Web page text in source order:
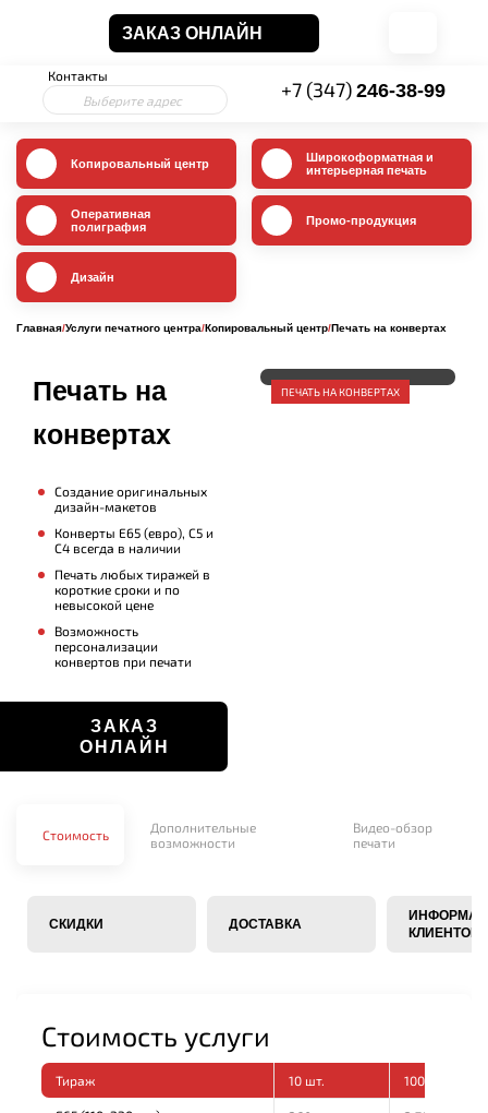
ЗАКАЗ ОНЛАЙН
Контакты
Выберите адрес
+7 (347) 246-38-99
Копировальный центр
Широкоформатная и
интерьерная печать
Оперативная
полиграфия
Промо-продукция
Дизайн
Главная/Услуги печатного центра/Копировальный центр/Печать на конвертах
Печать на
конвертах
Создание оригинальных
дизайн-макетов
Конверты E65 (евро), С5 и
С4 всегда в наличии
Печать любых тиражей в
короткие сроки и по
невысокой цене
Возможность
персонализации
конвертов при печати
ЗАКАЗ
ОНЛАЙН
ПЕЧАТЬ НА КОНВЕРТАХ
Стоимость
Дополнительные
возможности
Видео-обзор
печати
Стоимость услуги
Тираж 10 шт. 100 шт.
СКИДКИ ДОСТАВКА
КЛИЕНТОВ